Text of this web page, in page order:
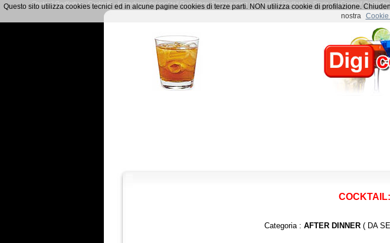
Cocktail Godfather - Cocktails - Ingredienti del cocktail Godfather- Preparazione del cocktail Godfather- Storia del Cocktail
Categoria : AFTER DINNER( DA
Questo sito utilizza cookies tecnici ed in alcune pagine cookies di terze parti. NON utilizza cookie di profilazione.
nostra
Cookie